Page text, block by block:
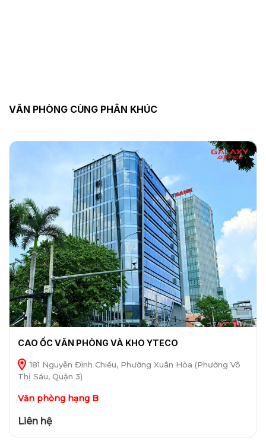
VĂN PHÒNG CÙNG PHÂN KHÚC
CAO ỐC VĂN PHÒNG VÀ KHO YTECO
181 Nguyễn Đình Chiểu, Phường Xuân Hòa (Phường Võ
Thị Sáu, Quận 3)
Văn phòng hạng B
Liên hệ